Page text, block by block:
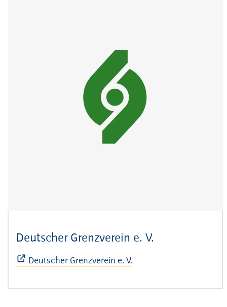
Deutscher Grenzverein e. V.
Deutscher Grenzverein e. V.